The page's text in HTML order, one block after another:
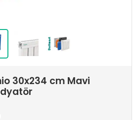
30x234 cm Mavi